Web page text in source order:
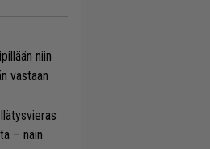
niin
vastaan
– näin